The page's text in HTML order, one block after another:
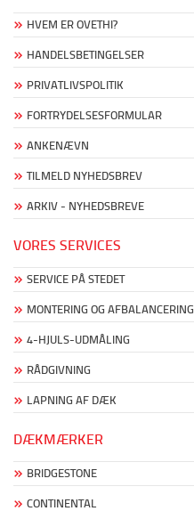
HVEM ER OVETHI?
HANDELSBETINGELSER
PRIVATLIVSPOLITIK
FORTRYDELSESFORMULAR
ANKENÆVN
TILMELD NYHEDSBREV
ARKIV - NYHEDSBREVE
VORES SERVICES
SERVICE PÅ STEDET
MONTERING OG AFBALANCERING
4-HJULS-UDMÅLING
RÅDGIVNING
LAPNING AF DÆK
DÆKMÆRKER
BRIDGESTONE
CONTINENTAL